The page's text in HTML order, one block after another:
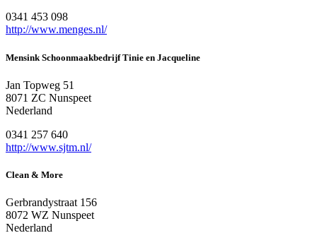
0341 453 098
http://www.menges.nl/
Mensink Schoonmaakbedrijf Tinie en Jacqueline
Jan Topweg 51
8071 ZC Nunspeet
Nederland
0341 257 640
http://www.sjtm.nl/
Clean & More
Gerbrandystraat 156
8072 WZ Nunspeet
Nederland